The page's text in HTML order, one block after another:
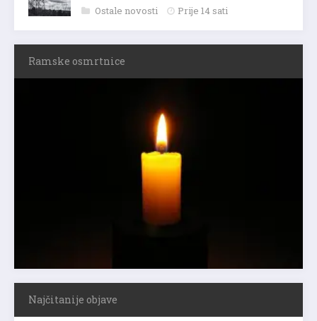
Ostale novosti Prije 14 sati
Ramske osmrtnice
Najčitanije objave